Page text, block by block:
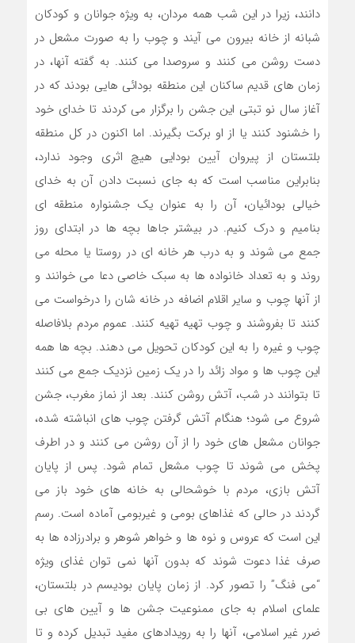
دانند، زیرا در این شب همه مردان، به ویژه جوانان و کودکان
شبانه از خانه بیرون می آیند و چوب را به صورت مشعل در
دست روشن می کنند و سروصدا می کنند. به گفته آنها، در
زمان های قدیم ساکنان این منطقه بودائی هایی بودند که در
آغاز سال نو تبتی این جشن را برگزار می کردند تا خدای خود
را خشنود کنند یا از او برکت بگیرند. اما اکنون در کل منطقه
بلتستان از پیروان آیین بودایی هیچ اثری وجود ندارد،
بنابراین مناسب است که به جای نسبت دادن آن به خدای
خیالی بودائیان، آن را به عنوان یک جشنواره منطقه ای
بنامیم و درک کنیم. در بیشتر جاها بچه ها در ابتدای روز
جمع می شوند و به درب هر خانه ای در روستا یا محله می
روند و به تعداد خانواده ها به سبک خاصی دعا می خوانند و
از آنها چوب و سایر اقلام اضافه در خانه شان را درخواست می
کنند تا بفروشند و چوب تهیه تهیه کنند. عموم مردم بلافاصله
چوب و غیره را به این کودکان تحویل می دهند. بچه ها همه
این چوب ها و مواد زائد را در یک زمین نزدیک جمع می کنند
تا بتوانند در شب، آتش روشن کنند. بعد از نماز مغرب، جشن
شروع می شود؛ هنگام آتش گرفتن چوب های انباشته شده،
جوانان مشعل های خود را از آن روشن می کنند و در اطرف
پخش می شوند تا چوب مشعل تمام شود. پس از پایان
آتش بازی، مردم با خوشحالی به خانه های خود باز می
گردند در حالی که غذاهای بومی و غیربومی آماده است. رسم
این است که عروس و نوه ها و خواهر شوهر و برادرزاده ها به
صرف غذا دعوت شوند که بدون آنها نمی توان غذای ویژه
“می فنگ” را تصور کرد. از زمان پایان بودیسم در بلتستان،
علمای اسلام به جای ممنوعیت جشن ها و آیین های بی
ضرر غیر اسلامی، آنها را به رویدادهای مفید تبدیل کرده و تا